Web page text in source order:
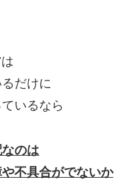
だけに
いるなら
のは
不具合がでないか